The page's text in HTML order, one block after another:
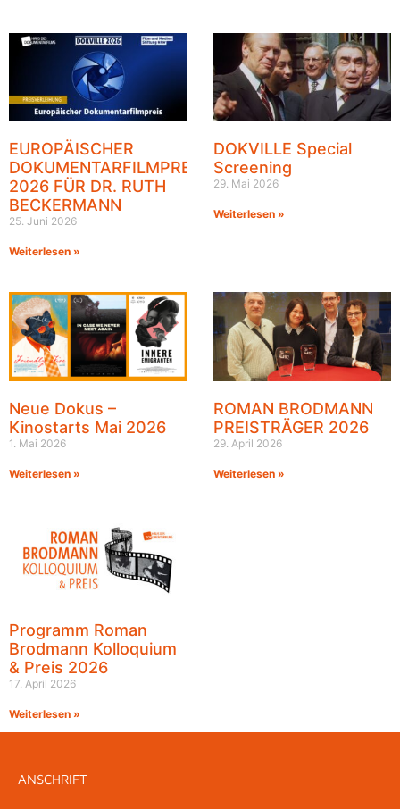
EUROPÄISCHER
DOKUMENTARFILMPREIS
2026 FÜR DR. RUTH
BECKERMANN
25. Juni 2026
Weiterlesen »
DOKVILLE Special
Screening
29. Mai 2026
Weiterlesen »
Neue Dokus –
Kinostarts Mai 2026
1. Mai 2026
Weiterlesen »
ROMAN BRODMANN
PREISTRÄGER 2026
29. April 2026
Weiterlesen »
Programm Roman
Brodmann Kolloquium
& Preis 2026
17. April 2026
Weiterlesen »
ANSCHRIFT